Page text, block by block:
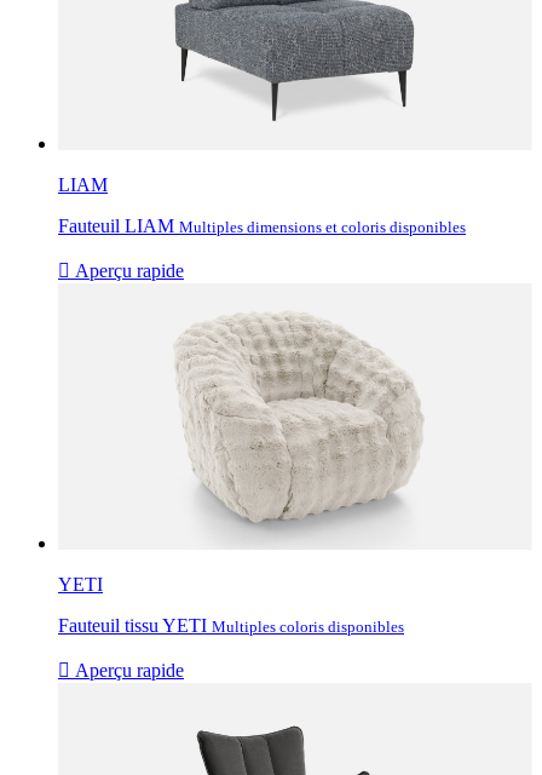
LIAM
Fauteuil LIAM Multiples dimensions et coloris disponibles
 Aperçu rapide
YETI
Fauteuil tissu YETI Multiples coloris disponibles
 Aperçu rapide